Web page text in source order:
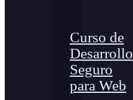
Curso de
Desarrollo
Seguro
para Web